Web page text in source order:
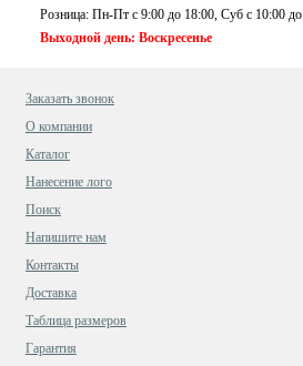
Розница: Пн-Пт с 9:00 до 18:00, Суб c 10:00
Выходной день: Воскресенье
Заказать звонок
О компании
Каталог
Нанесение лого
Поиск
Напишите нам
Контакты
Доставка
Таблица размеров
Гарантия